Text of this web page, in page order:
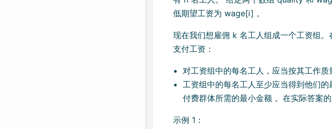
低期望工资为 wage[i] 。
现在我们想雇佣 k 名工人组成一个工资组
支付工资：
对工资组中的每名工人，应当按其工作质
工资组中的每名工人至少应当得到他们
付费群体所需的最小金额 。在实际答案
示例 1：